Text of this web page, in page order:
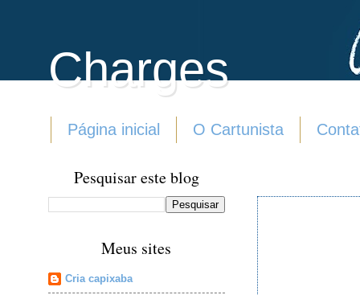
Charges
Página inicial O Cartunista
Pesquisar este blog
Meus sites
Cria capixaba